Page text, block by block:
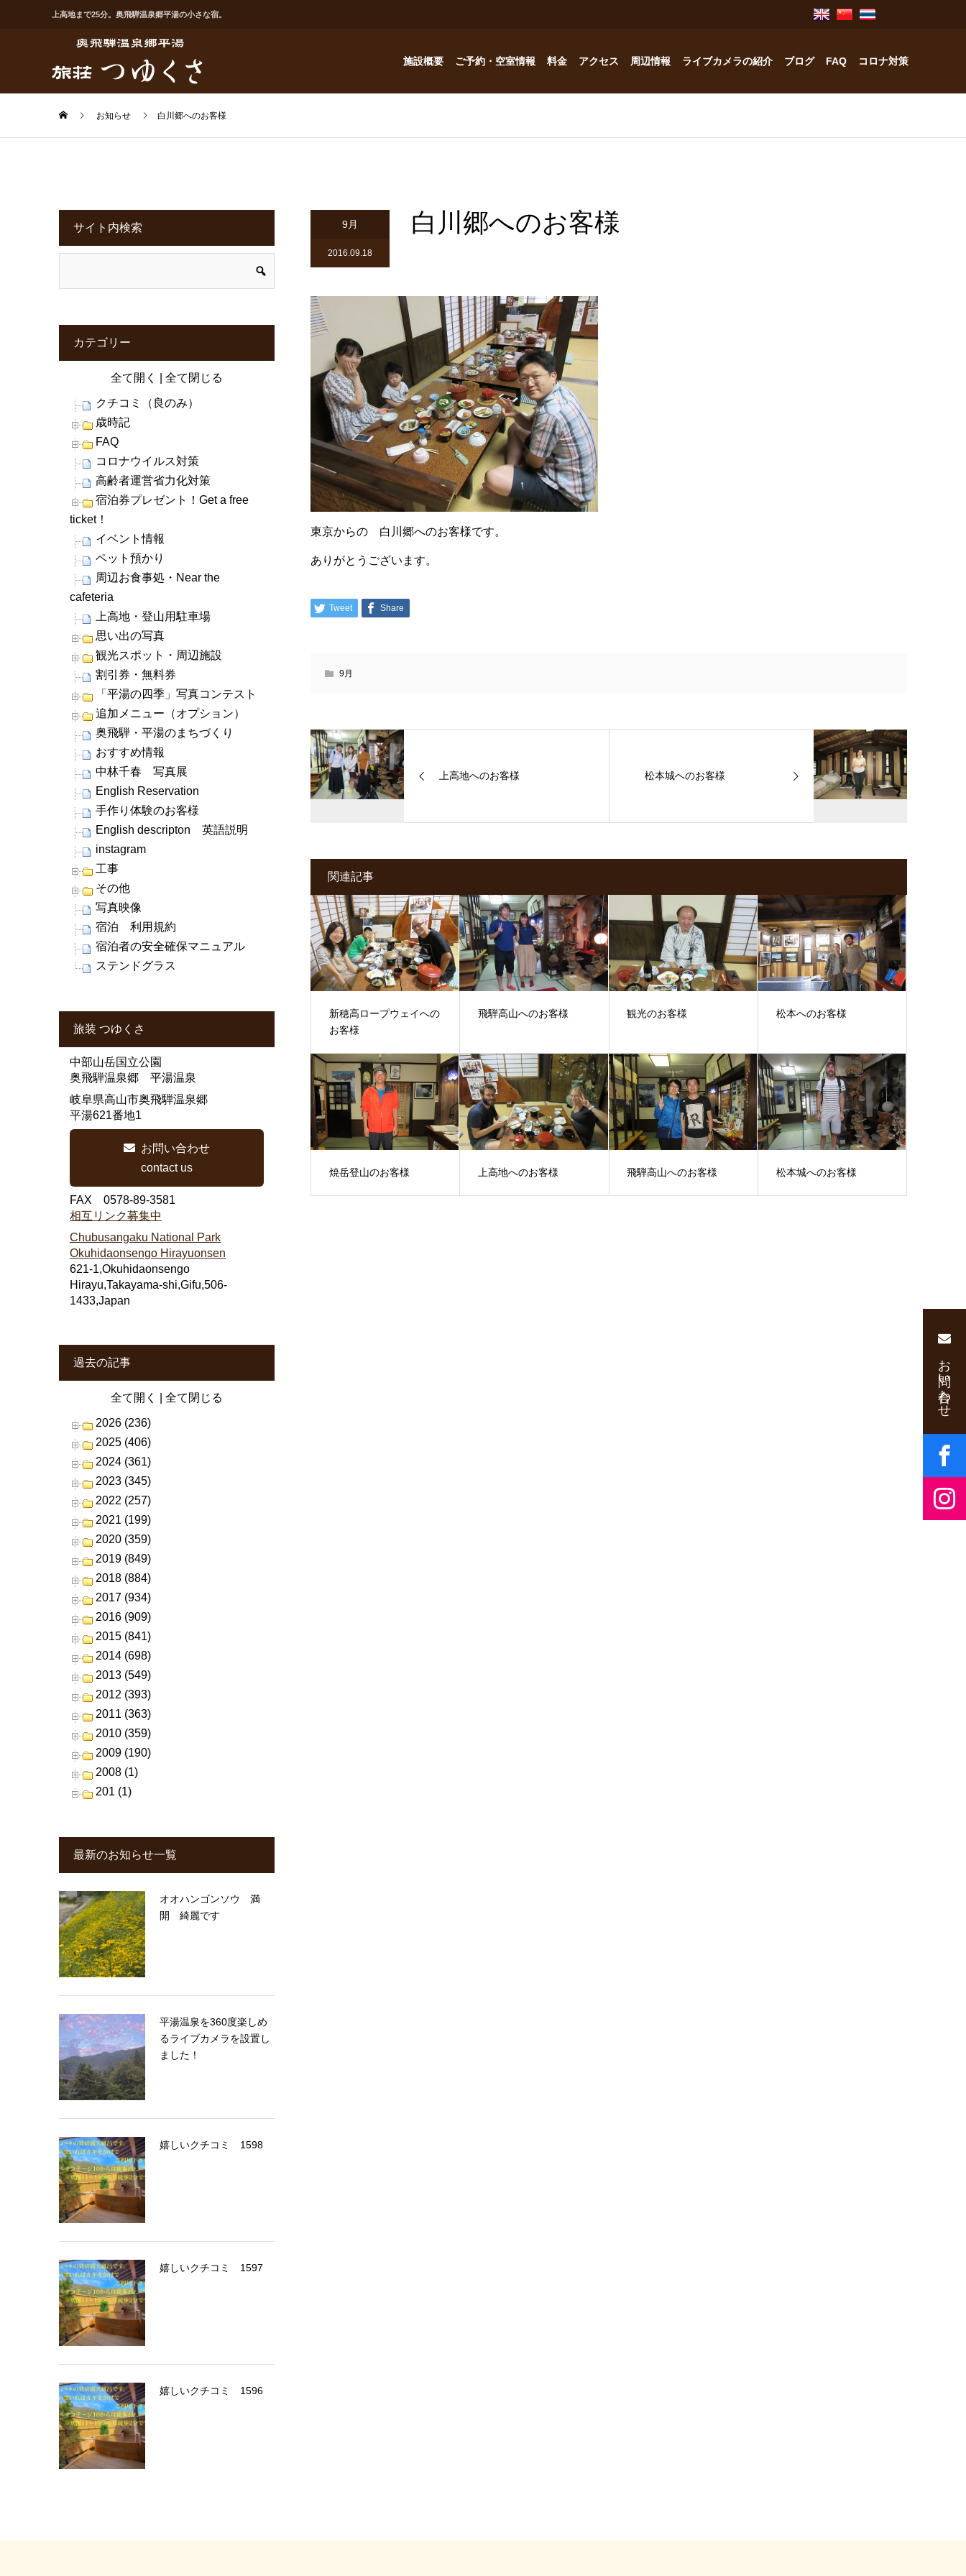
上高地まで25分。奥飛騨温泉郷平湯の小さな宿。
施設概要
ドッグハウス
ご予約・空室情報 料金 アクセス 周辺情報
中林工務店
ライブカメラの紹介 ブログ FAQ コロナ対策
お知らせ 白川郷へのお客様
9月
2016.09.18
白川郷へのお客様
東京からの 白川郷へのお客様です。
ありがとうございます。
Tweet Share
9月
上高地へのお客様 松本城へのお客様
関連記事
新穂高ロープウェイへの
お客様
飛騨高山へのお客様 観光のお客様 松本へのお客様
焼岳登山のお客様 上高地へのお客様 飛騨高山へのお客様 松本城へのお客様
サイト内検索
カテゴリー
全て開く 全て閉じる
クチコミ（良のみ）
歳時記
FAQ
コロナウイルス対策
高齢者運営省力化対策
宿泊券プレゼント！Get a free
ticket！
イベント情報
ペット預かり
周辺お食事処・Near the
cafeteria
上高地・登山用駐車場
思い出の写真
観光スポット・周辺施設
割引券・無料券
「平湯の四季」写真コンテスト
追加メニュー（オプション）
奥飛騨・平湯のまちづくり
おすすめ情報
中林千春 写真展
English Reservation
手作り体験のお客様
English descripton 英語説明
instagram
工事
その他
写真映像
宿泊 利用規約
宿泊者の安全確保マニュアル
ステンドグラス
旅装 つゆくさ
中部山岳国立公園
奥飛騨温泉郷 平湯温泉
岐阜県高山市奥飛騨温泉郷
平湯621番地1
お問い合わせ
contact us
FAX 0578-89-3581
相互リンク募集中
Chubusangaku National Park
Okuhidaonsengo Hirayuonsen
621-1,Okuhidaonsengo
Hirayu,Takayama-shi,Gifu,506-
1433,Japan
過去の記事
全て開く 全て閉じる
2026 (236)
2025 (406)
2024 (361)
2023 (345)
2022 (257)
2021 (199)
2020 (359)
2019 (849)
2018 (884)
2017 (934)
2016 (909)
2015 (841)
2014 (698)
2013 (549)
2012 (393)
2011 (363)
2010 (359)
2009 (190)
2008 (1)
201 (1)
最新のお知らせ一覧
オオハンゴンソウ 満
開 綺麗です
平湯温泉を360度楽しめ
るライブカメラを設置し
ました！
嬉しいクチコミ 1598
嬉しいクチコミ 1597
嬉しいクチコミ 1596
お問い合わせ